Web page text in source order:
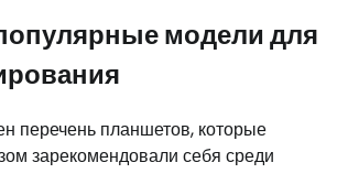
модели для
перечень планшетов, которые
зарекомендовали себя среди